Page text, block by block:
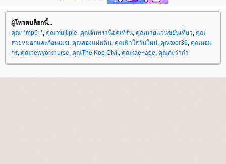
ผู้โหวตบล็อกนี้...
คุณ**mp5**, คุณmultiple, คุณจันทราน็อคเทิร์น, คุณนายแว่นขยันเที่ยว, คุณ
สายหมอกและก้อนเมฆ, คุณสองแผ่นดิน, คุณฟ้าใสวันใหม่, คุณtoor36, คุณหอม
กร, คุณnewyorknurse, คุณThe Kop Civil , คุณkae+aoe, คุณกะว่าก๋า